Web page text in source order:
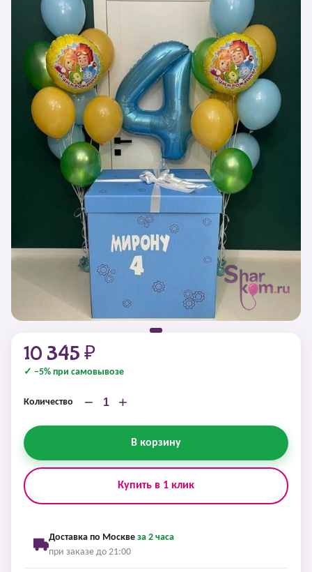
10 345 ₽
✓ −5% при самовывозе
Количество − +
В корзину
Купить в 1 клик
Доставка по Москве за 2 часа
при заказе до 21:00